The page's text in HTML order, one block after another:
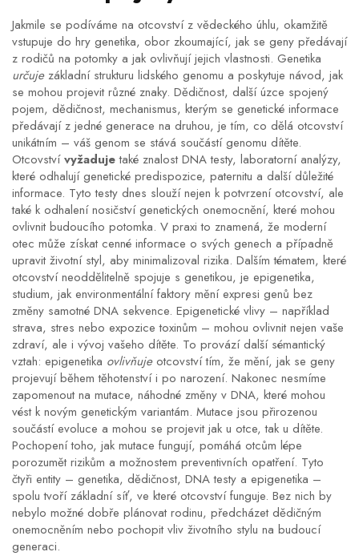
Jakmile se podíváme na otcovství z vědeckého úhlu, okamžitě
vstupuje do hry genetika, obor zkoumající, jak se geny předávají
z rodičů na potomky a jak ovlivňují jejich vlastnosti. Genetika
určujezákladní strukturu lidského genomu a poskytuje návod, jak
se mohou projevit různé znaky. Dědičnost, další úzce spojený
pojem, dědičnost, mechanismus, kterým se genetické informace
předávají z jedné generace na druhou, je tím, co dělá otcovství
unikátním – váš genom se stává součástí genomu dítěte.
Otcovstvívyžadujetaké znalost DNA testy, laboratorní analýzy,
které odhalují genetické predispozice, paternitu a další důležité
informace. Tyto testy dnes slouží nejen k potvrzení otcovství, ale
také k odhalení nosičství genetických onemocnění, které mohou
ovlivnit budoucího potomka. V praxi to znamená, že moderní
otec může získat cenné informace o svých genech a případně
upravit životní styl, aby minimalizoval rizika. Dalším tématem, které
otcovství neoddělitelně spojuje s genetikou, je epigenetika,
studium, jak environmentální faktory mění expresi genů bez
změny samotné DNA sekvence. Epigenetické vlivy – například
strava, stres nebo expozice toxinům – mohou ovlivnit nejen vaše
zdraví, ale i vývoj vašeho dítěte. To provází další sémantický
vztah: epigenetika ovlivňujeotcovství tím, že mění, jak se geny
projevují během těhotenství i po narození. Nakonec nesmíme
zapomenout na mutace, náhodné změny v DNA, které mohou
vést k novým genetickým variantám. Mutace jsou přirozenou
součástí evoluce a mohou se projevit jak u otce, tak u dítěte.
Pochopení toho, jak mutace fungují, pomáhá otcům lépe
porozumět rizikům a možnostem preventivních opatření. Tyto
čtyři entity – genetika, dědičnost, DNA testy a epigenetika –
spolu tvoří základní síť, ve které otcovství funguje. Bez nich by
nebylo možné dobře plánovat rodinu, předcházet dědičným
onemocněním nebo pochopit vliv životního stylu na budoucí
generaci.